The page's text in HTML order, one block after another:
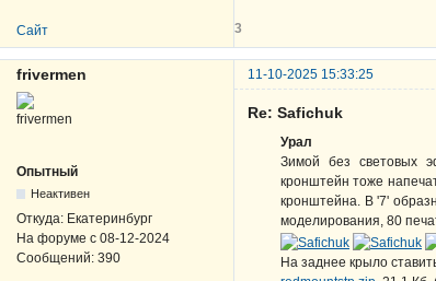
Сайт 3
frivermen 11-10-2025 15:33:25
Опытный
Неактивен
Откуда: Екатеринбург
На форуме с 08-12-2024
Сообщений: 390
Re: Safichuk
Урал
Зимой без световых
кронштейн тоже
кронштейна. В '7'
моделирования, 80
На заднее крыло